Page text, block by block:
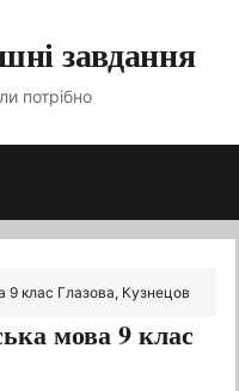
завдання
потрібно
9 клас Глазова, Кузнецов
мова 9 клас